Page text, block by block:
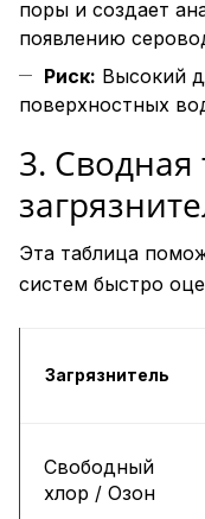
поры и создает
появлению
Риск: Высокий
поверхностных
3.
Эта таблица
систем быстро
Загрязнитель
Свободный
хлор / Озон